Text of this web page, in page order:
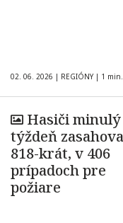
02. 06. 2026 | REGIÓNY | 1
Hasiči minulý
týždeň
818-krát, v 406
prípadoch pre
požiare